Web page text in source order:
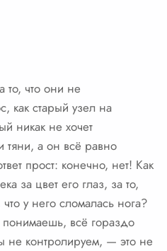
что они не
как старый узел на
никак не хочет
тяни, а он всё равно
прост: конечно, нет! Как
за цвет его глаз, за то,
у него сломалась нога?
понимаешь, всё гораздо
не контролируем, — это не